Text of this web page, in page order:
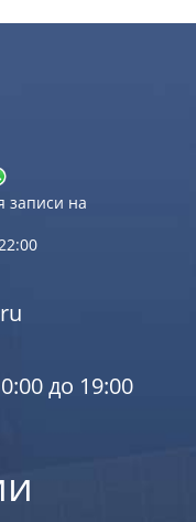
записи на
до 19:00